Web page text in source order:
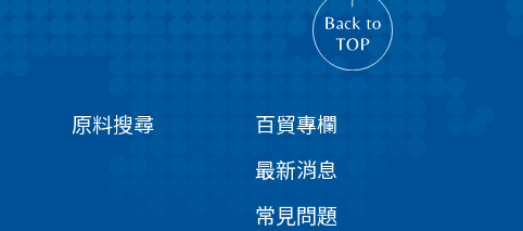
原料搜尋
百貿專欄
最新消息
常見問題